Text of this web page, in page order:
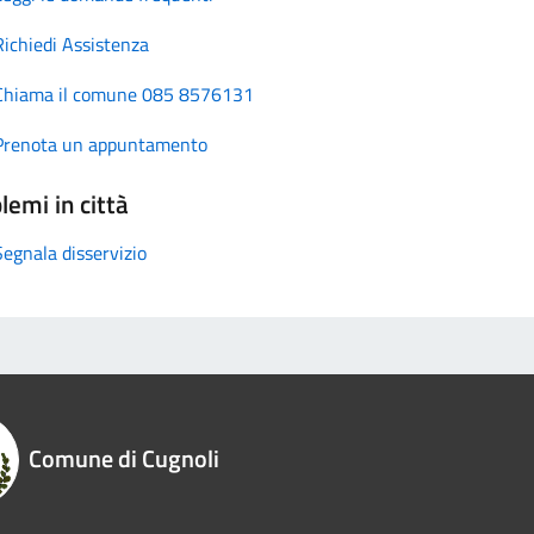
Assistenza
il comune 085 8576131
un appuntamento
in città
disservizio
Comune di Cugnoli